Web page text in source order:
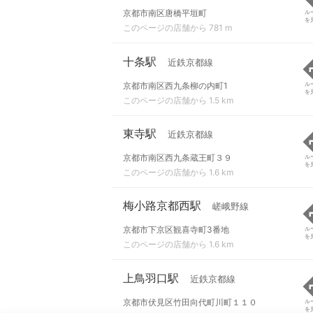
京都市南区唐橋平垣町
このページの店舗から 781 m
ル
を
十条駅 近鉄京都線
京都市南区西九条柳の内町1
このページの店舗から 1.5 km
ル
を
東寺駅 近鉄京都線
京都市南区西九条蔵王町３９
このページの店舗から 1.6 km
ル
を
梅小路京都西駅 嵯峨野線
京都市下京区観喜寺町3番地
このページの店舗から 1.6 km
ル
を
上鳥羽口駅 近鉄京都線
京都市伏見区竹田向代町川町１１０
ル
を